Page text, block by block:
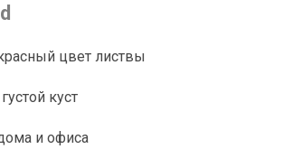
цвет листвы
куст
и офиса